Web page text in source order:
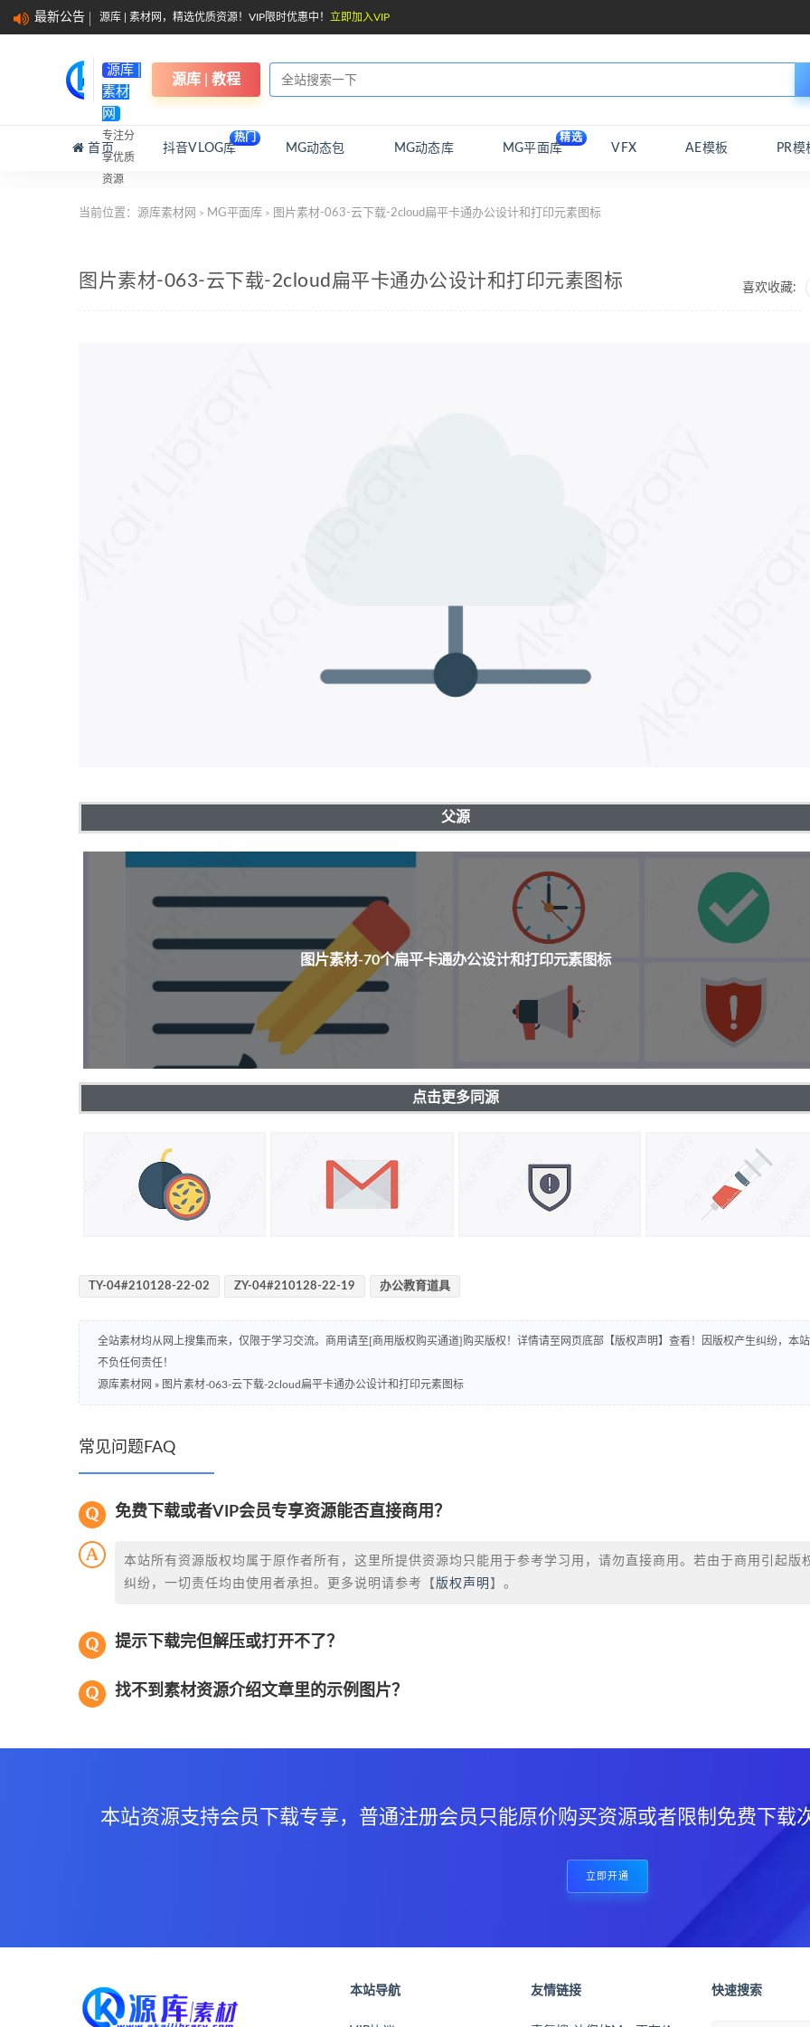
最新公告 源库 | 素材网，精选优质资源！VIP限时优惠中！ 立即加入VIP
源库 |
素材
网
专注分
享优质
资源
源库 | 教程
首页 抖音VLOG库
热门
MG动态包 MG动态库 MG平面库
精选
VFX AE模板 PR模
当前位置： 源库素材网 > MG平面库 > 图片素材-063-云下载-2cloud扁平卡通办公设计和打印元素图标
喜欢收藏:
图片素材-063-云下载-2cloud扁平卡通办公设计和打印元素图标
父源
图片素材-70个扁平卡通办公设计和打印元素图标
点击更多同源
TY-04#210128-22-02 ZY-04#210128-22-19 办公教育道具
全站素材均从网上搜集而来，仅限于学习交流。商用请至[商用版权购买通道]购买版权！详情请至网页底部【版权声明】查看！因版权产生纠纷，本站
不负任何责任！
源库素材网 » 图片素材-063-云下载-2cloud扁平卡通办公设计和打印元素图标
常见问题FAQ
免费下载或者VIP会员专享资源能否直接商用？
本站所有资源版权均属于原作者所有，这里所提供资源均只能用于参考学习用，请勿直接商用。若由于商用引起版
纠纷，一切责任均由使用者承担。更多说明请参考【 版权声明 】。
提示下载完但解压或打开不了？
找不到素材资源介绍文章里的示例图片？
本站资源支持会员下载专享，普通注册会员只能原价购买资源或者限制免费下载
立即开通
本站导航 友情链接 快速搜索